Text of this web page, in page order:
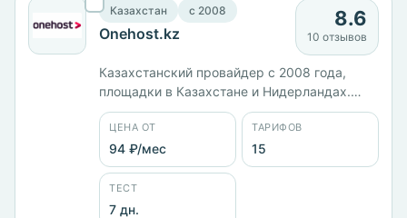
Казахстан c 2008
Onehost.kz
8.6
10 отзывов
Казахстанский провайдер с 2008 года,
площадки в Казахстане и Нидерландах.
Пятнадцать тарифов от 93 ₽/мес:
виртуальный хостинг, VPS и выделенные
серверы. Линейка KVM-SSD идёт ровным
шагом — 10 ГБ диска за 695 ₽/мес, 40 ГБ и
2 ГБ памяти за 1216 ₽/мес, 100 ГБ и 4 ГБ за
2782 ₽/мес. Панели cPanel и FASTPANEL.
ЦЕНА ОТ
94 ₽/мес
ТАРИФОВ
15
ТЕСТ
7 дн.